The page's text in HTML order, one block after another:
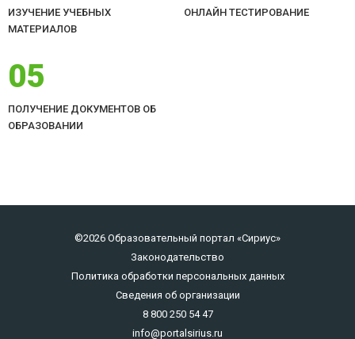
ИЗУЧЕНИЕ УЧЕБНЫХ
МАТЕРИАЛОВ
ОНЛАЙН ТЕСТИРОВАНИЕ
05
ПОЛУЧЕНИЕ ДОКУМЕНТОВ ОБ
ОБРАЗОВАНИИ
©2026 Образовательный портал «Сириус»
Законодательство
Политика обработки персональных данных
Сведения об организации
8 800 250 54 47
info@portalsirius.ru